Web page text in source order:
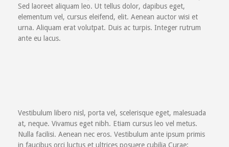
Sed laoreet aliquam leo. Ut tellus dolor, dapibus eget,
elementum vel, cursus eleifend, elit. Aenean auctor wisi et
urna. Aliquam erat volutpat. Duis ac turpis. Integer rutrum
ante eu lacus.
Vestibulum libero nisl, porta vel, scelerisque eget, malesuada
at, neque. Vivamus eget nibh. Etiam cursus leo vel metus.
Nulla facilisi. Aenean nec eros. Vestibulum ante ipsum primis
in faucibus orci luctus et ultrices posuere cubilia Curae;